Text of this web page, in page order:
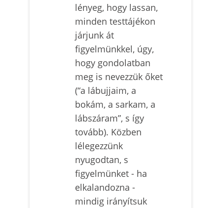
lényeg, hogy lassan,
minden testtájékon
járjunk át
figyelmünkkel, úgy,
hogy gondolatban
meg is nevezzük őket
(“a lábujjaim, a
bokám, a sarkam, a
lábszáram”, s így
tovább). Közben
lélegezzünk
nyugodtan, s
figyelmünket - ha
elkalandozna -
mindig irányítsuk